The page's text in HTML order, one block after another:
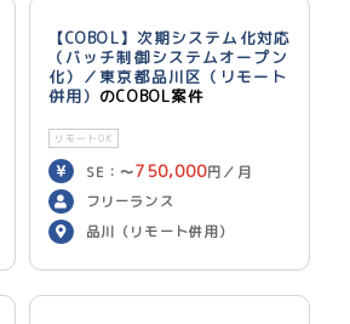
【COBOL】次期システム化対応
（バッチ制御システムオープン
化）／東京都品川区（リモート
併用） のCOBOL案件
リモートOK
SE：〜750,000円／月
PG：〜700,000
フリーランス
品川（リモート併用）